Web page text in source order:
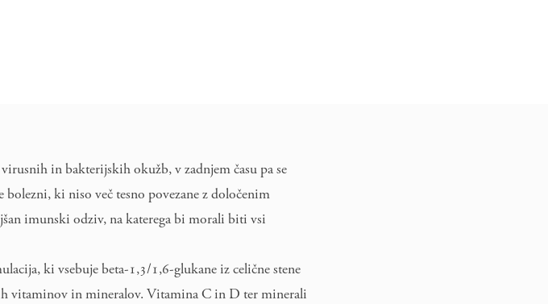
in bakterijskih okužb, v zadnjem času pa se
ki niso več tesno povezane z določenim
imunski odziv, na katerega bi morali biti vsi
ki vsebuje beta-1,3/1,6-glukane iz celične stene
vitaminov in mineralov. Vitamina C in D ter minerali